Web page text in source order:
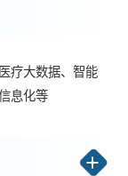
等奖（排1），
，湖南省技术发
国留学资格，作
疗大数据、智能
息化等